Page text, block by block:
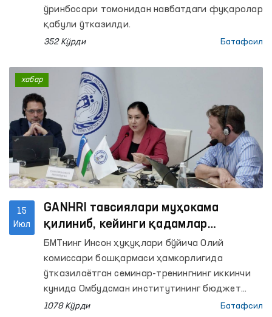
ўринбосари томонидан навбатдаги фуқаролар
қабули ўтказилди.
352 Кўрди Батафсил
15
Июл
GANHRI тавсиялари муҳокама
қилиниб, кейинги қадамлар
белгилаб олинди
БМТнинг Инсон ҳуқуқлари бўйича Олий
комиссари бошқармаси ҳамкорлигида
ўтказилаётган семинар-тренингнинг иккинчи
кунида Омбудсман институтининг бюджет
жараёни, стратегик ривожланиш режаси,
1078 Кўрди Батафсил
хабар